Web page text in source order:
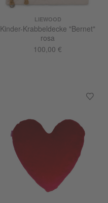
LIEWOOD
Kinder-Krabbeldecke "Bernet"
rosa
100,00 €